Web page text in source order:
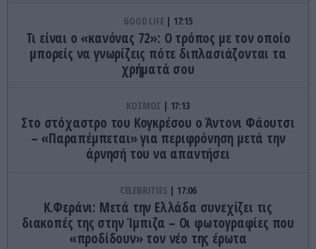
GOOD LIFE 17:15
Τι είναι ο «κανόνας 72»: Ο τρόπος με τον οποίο
μπορείς να γνωρίζεις πότε διπλασιάζονται τα
χρήματά σου
ΚΟΣΜΟΣ 17:13
Στο στόχαστρο του Κογκρέσου ο Άντονι Φάουτσι
– «Παραπέμπεται» για περιφρόνηση μετά την
άρνησή του να απαντήσει
CELEBRITIES 17:06
Κ.Φεράνι: Μετά την Ελλάδα συνεχίζει τις
διακοπές της στην Ίμπιζα – Οι φωτογραφίες που
«προδίδουν» τον νέο της έρωτα